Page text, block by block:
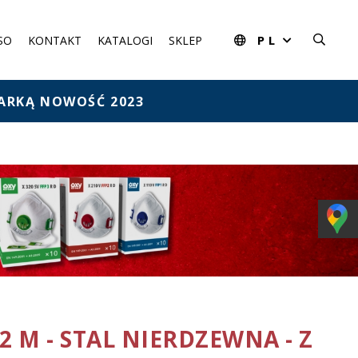
PL
KONTAKT KATALOGI SKLEP
NOWOŚĆ 2023
M - STAL NIERDZEWNA - Z